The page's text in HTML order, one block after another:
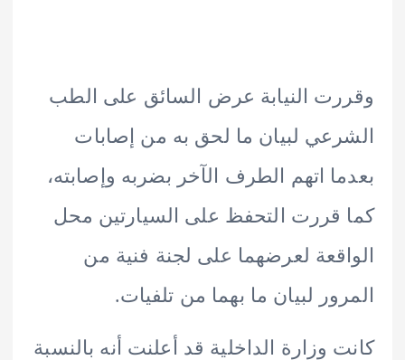
النيابة عرض السائق على الطب
لبيان ما لحق به من إصابات
اتهم الطرف الآخر بضربه وإصابته،
قررت التحفظ على السيارتين محل
لعرضهما على لجنة فنية من
لبيان ما بهما من تلفيات.
وزارة الداخلية قد أعلنت أنه بالنسبة